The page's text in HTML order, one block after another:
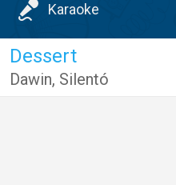
Karaoke
Dessert
Dawin, Silentó